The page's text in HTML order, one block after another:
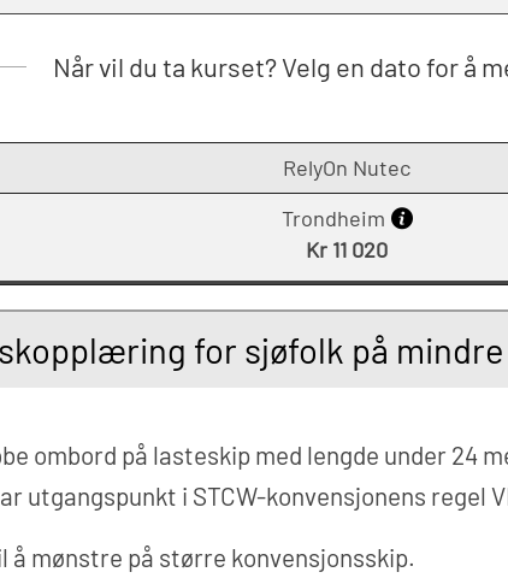
Når vil du ta kurset? Velg en dato for å
RelyOn Nutec
Trondheim
Kr 11 020
for sjøfolk på mindre
ombord på lasteskip med lengde under
utgangspunkt i STCW-konvensjonens regel
å mønstre på større konvensjonsskip.